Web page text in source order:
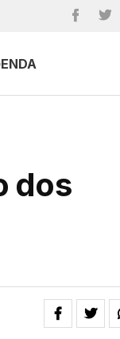
dos